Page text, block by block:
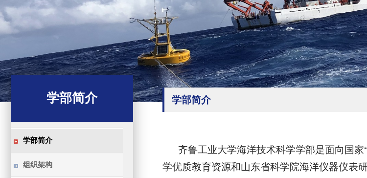
学部简介
学部简介
组织架构
学部简介
齐鲁工业大学海洋技术科学学部是面向国家
学优质教育资源和山东省科学院海洋仪器仪表